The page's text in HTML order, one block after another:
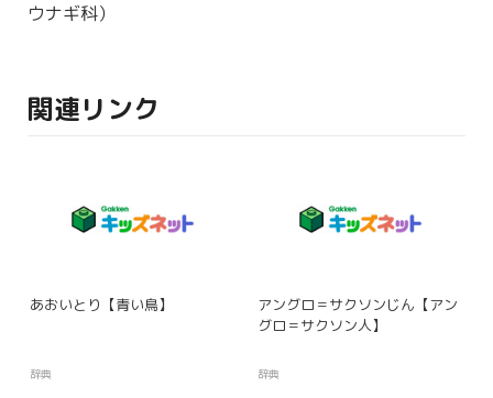
ウナギ科）
関連リンク
あおいとり【青い鳥】
辞典
アングロ＝サクソンじん【アン
グロ＝サクソン人】
辞典